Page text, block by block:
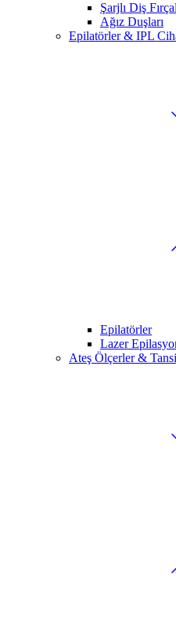
Şarjlı Diş
Ağız Duşları
Epilatörler & IPL
Epilatörler
Lazer
Ateş Ölçerler &